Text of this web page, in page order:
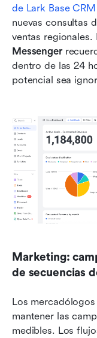
de Lark Base CRM
nuevas consultas
ventas regionales.
Messenger
dentro de las 24
potencial sea
Marketing:
de secuencias
Los
mantener las
medibles. Los